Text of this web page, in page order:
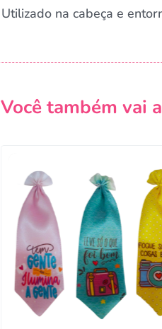
Utilizado na cabeça e
Você também vai